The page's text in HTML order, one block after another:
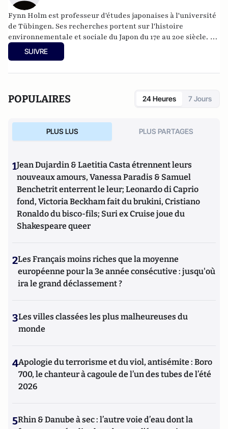
Fynn Holm est professeur d'études japonaises à l'université
de Tübingen. Ses recherches portent sur l'histoire
environnementale et sociale du Japon du 17e au 20e siècle. Il
a étudié l'histoire, le droit et les études japonaises aux
universités de Bâle, Meiji (Tokyo) et Zurich.
SUIVRE
POPULAIRES 24 Heures 7 Jours
PLUS LUS PLUS PARTAGES
1Jean Dujardin & Laetitia Casta étrennent leurs
nouveaux amours, Vanessa Paradis & Samuel
Benchetrit enterrent le leur; Leonardo di Caprio
fond, Victoria Beckham fait du brukini, Cristiano
Ronaldo du bisco-fils; Suri ex Cruise joue du
Shakespeare queer
2Les Français moins riches que la moyenne
européenne pour la 3e année consécutive : jusqu'où
ira le grand déclassement ?
3Les villes classées les plus malheureuses du
monde
4Apologie du terrorisme et du viol, antisémite : Boro
700, le chanteur à cagoule de l’un des tubes de l’été
2026
5Rhin & Danube à sec : l’autre voie d’eau dont la